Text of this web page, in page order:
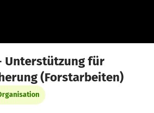
Unterstützung für
(Forstarbeiten)